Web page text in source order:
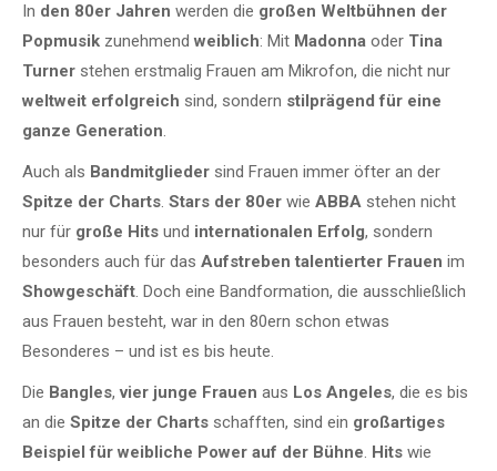
In den 80er Jahren werden die großen Weltbühnen der
Popmusik zunehmend weiblich: Mit Madonna oder Tina
Turner stehen erstmalig Frauen am Mikrofon, die nicht nur
weltweit erfolgreich sind, sondern stilprägend für eine
ganze Generation.
Auch als Bandmitglieder sind Frauen immer öfter an der
Spitze der Charts. Stars der 80er wie ABBA stehen nicht
nur für große Hits und internationalen Erfolg, sondern
besonders auch für das Aufstreben talentierter Frauen im
Showgeschäft. Doch eine Bandformation, die ausschließlich
aus Frauen besteht, war in den 80ern schon etwas
Besonderes – und ist es bis heute.
Die Bangles,vier junge Frauen aus Los Angeles, die es bis
an die Spitze der Charts schafften, sind ein großartiges
Beispiel für weibliche Power auf der Bühne. Hits wie